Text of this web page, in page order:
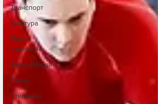
Транспорт
Культура
Магия
искусства
Swiss Афиша
Стиль
Стильный